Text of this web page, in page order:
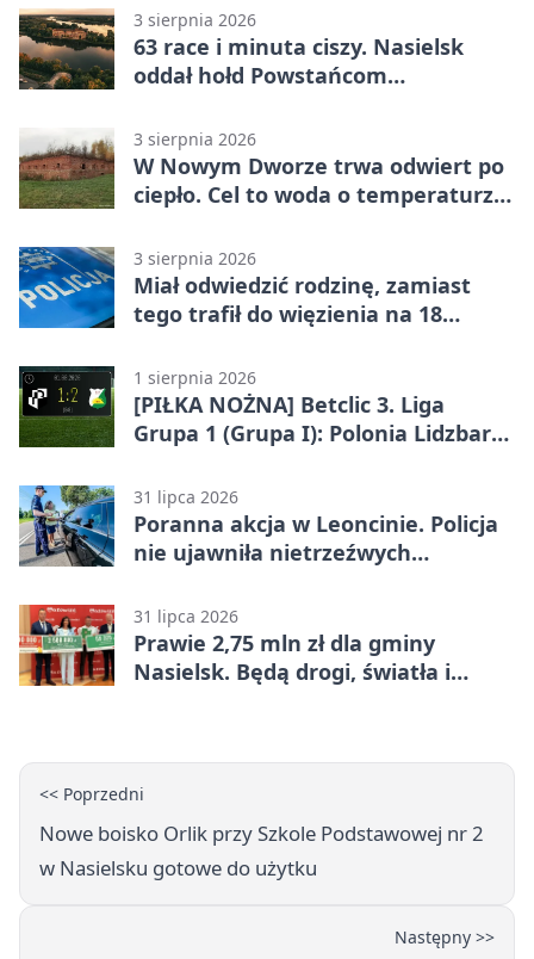
3 sierpnia 2026
63 race i minuta ciszy. Nasielsk
oddał hołd Powstańcom
3 sierpnia 2026
W Nowym Dworze trwa odwiert po
ciepło. Cel to woda o temperaturze
3 sierpnia 2026
Miał odwiedzić rodzinę, zamiast
tego trafił do więzienia na 18
1 sierpnia 2026
[PIŁKA NOŻNA] Betclic 3. Liga
Grupa 1 (Grupa I): Polonia Lidzbark
Mazowiecki 1:2
31 lipca 2026
Poranna akcja w Leoncinie. Policja
nie ujawniła nietrzeźwych
31 lipca 2026
Prawie 2,75 mln zł dla gminy
Nasielsk. Będą drogi, światła i
<< Poprzedni
Nowe boisko Orlik przy Szkole Podstawowej nr 2
w Nasielsku gotowe do użytku
Następny >>